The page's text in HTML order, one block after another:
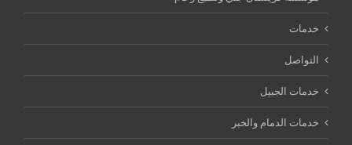
خدمات
التواصل
خدمات الجبيل
خدمات الدمام والخبر